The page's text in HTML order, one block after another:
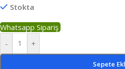
Stokta
Whatsapp Sipariş
-
+
Sepete